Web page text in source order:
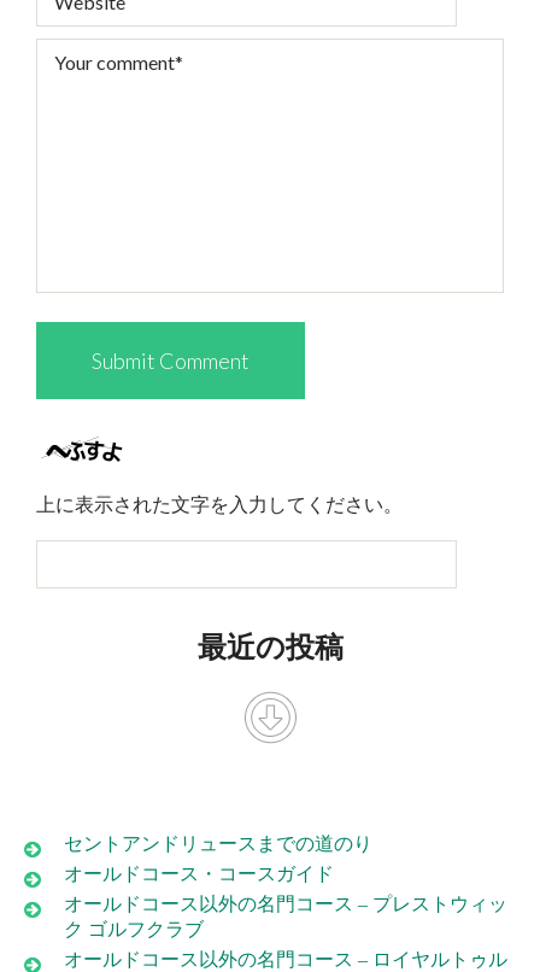
上に表示された文字を入力してください。
最近の投稿
セントアンドリュースまでの道のり
オールドコース・コースガイド
オールドコース以外の名門コース – プレストウィッ
ク ゴルフクラブ
オールドコース以外の名門コース – ロイヤルトゥル